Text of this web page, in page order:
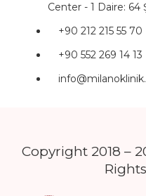
Center - 1 Daire: 64
+90 212 215 55 70
+90 552 269 14 13
Copyright 2018 –